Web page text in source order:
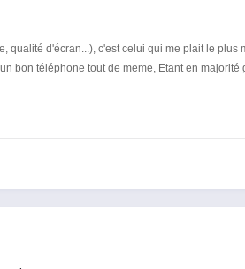
qualité d'écran...), c'est celui qui me plait le plus
bon téléphone tout de meme, Etant en majorité